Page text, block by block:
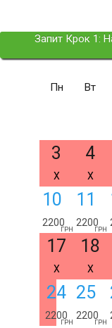
Запит Крок 1:
Пн Вт
3
X
4
X
10
2200
ГРН
11
2200
ГРН
17
X
18
X
24
2200
ГРН
25
2200
ГРН